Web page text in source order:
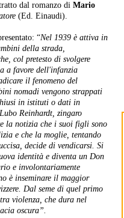
dal romanzo di Mario
(Ed. Einaudi).
“Nel 1939 è attiva in
della strada,
col pretesto di svolgere
a favore dell'infanzia
il fenomeno del
nomadi vengono strappati
in istituti o dati in
Reinhardt, zingaro
la notizia che i suoi figli sono
e che la moglie, tentando
decide di vendicarsi. Si
identità e diventa un Don
e involontariamente
è inseminare il maggior
Dal seme di quel primo
violenza, che dura nel
oscura”.